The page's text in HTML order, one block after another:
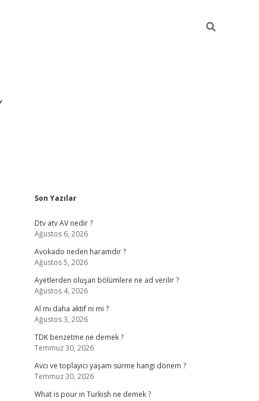
Sidebar
Son Yazılar
Dtv atv AV nedir ?
Ağustos 6, 2026
Avokado neden haramdır ?
Ağustos 5, 2026
Ayetlerden oluşan bölümlere ne ad verilir ?
Ağustos 4, 2026
Al mı daha aktif ni mi ?
Ağustos 3, 2026
TDK benzetme ne demek ?
Temmuz 30, 2026
Avcı ve toplayıcı yaşam sürme hangi dönem ?
Temmuz 30, 2026
What is pour in Turkish ne demek ?